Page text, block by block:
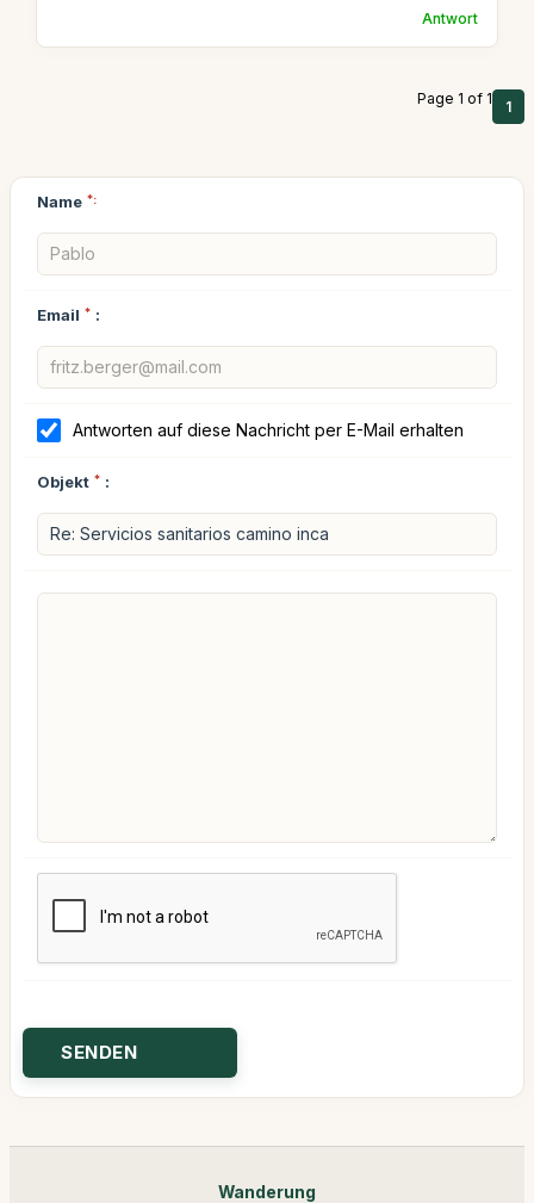
Antwort
Page 1 of 1 1
Name *:
Email * :
Antworten auf diese Nachricht per E-Mail erhalten
Objekt * :
Wanderung